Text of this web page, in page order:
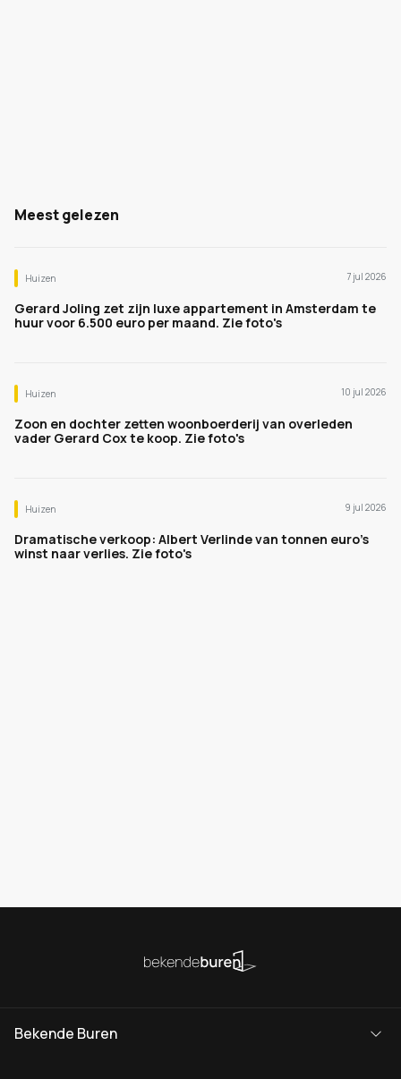
Meest gelezen
Huizen 7 jul 2026
Gerard Joling zet zijn luxe appartement in Amsterdam te
huur voor 6.500 euro per maand. Zie foto's
Huizen 10 jul 2026
Zoon en dochter zetten woonboerderij van overleden
vader Gerard Cox te koop. Zie foto's
Huizen 9 jul 2026
Dramatische verkoop: Albert Verlinde van tonnen euro's
winst naar verlies. Zie foto's
Bekende Buren